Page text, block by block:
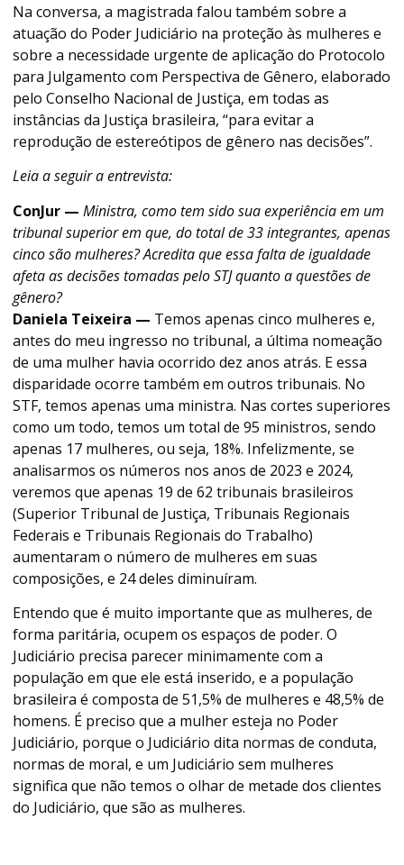
Na conversa, a magistrada falou também sobre a
atuação do Poder Judiciário na proteção às mulheres e
sobre a necessidade urgente de aplicação do Protocolo
para Julgamento com Perspectiva de Gênero, elaborado
pelo Conselho Nacional de Justiça, em todas as
instâncias da Justiça brasileira, “para evitar a
reprodução de estereótipos de gênero nas decisões”.
Leia a seguir a entrevista:
ConJur — Ministra, como tem sido sua experiência em um
tribunal superior em que, do total de 33 integrantes, apenas
cinco são mulheres? Acredita que essa falta de igualdade
afeta as decisões tomadas pelo STJ quanto a questões de
gênero?
Daniela Teixeira — Temos apenas cinco mulheres e,
antes do meu ingresso no tribunal, a última nomeação
de uma mulher havia ocorrido dez anos atrás. E essa
disparidade ocorre também em outros tribunais. No
STF, temos apenas uma ministra. Nas cortes superiores
como um todo, temos um total de 95 ministros, sendo
apenas 17 mulheres, ou seja, 18%. Infelizmente, se
analisarmos os números nos anos de 2023 e 2024,
veremos que apenas 19 de 62 tribunais brasileiros
(Superior Tribunal de Justiça, Tribunais Regionais
Federais e Tribunais Regionais do Trabalho)
aumentaram o número de mulheres em suas
composições, e 24 deles diminuíram.
Entendo que é muito importante que as mulheres, de
forma paritária, ocupem os espaços de poder. O
Judiciário precisa parecer minimamente com a
população em que ele está inserido, e a população
brasileira é composta de 51,5% de mulheres e 48,5% de
homens. É preciso que a mulher esteja no Poder
Judiciário, porque o Judiciário dita normas de conduta,
normas de moral, e um Judiciário sem mulheres
significa que não temos o olhar de metade dos clientes
do Judiciário, que são as mulheres.